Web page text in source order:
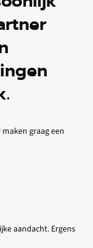
graag een
aandacht. Ergens